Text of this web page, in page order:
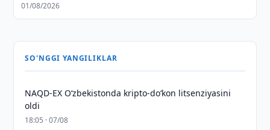
01/08/2026
SO'NGGI YANGILIKLAR
NAQD-EX O‘zbekistonda kripto-do‘kon litsenziyasini
oldi
18:05 · 07/08